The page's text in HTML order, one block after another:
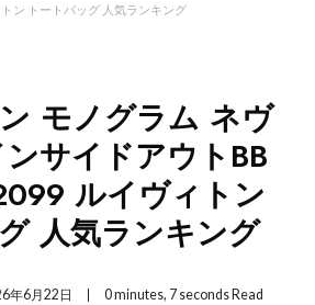
ン トートバッグ 人気ランキング
モノグラム ネヴ
サイドアウトBB
ルイヴィトン
人気ランキング
年6月22日 0 minutes, 7 seconds Read